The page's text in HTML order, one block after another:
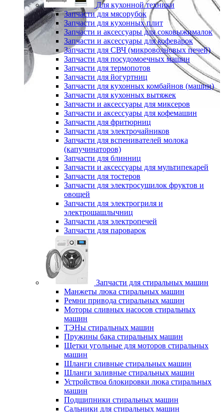
Для кухонной техники
Запчасти для мясорубок
Запчасти для кухонных плит
Запчасти и аксессуары для соковыжималок
Запчасти и аксессуары для кофеварок
Запчасти для СВЧ (микроволновых печей)
Запчасти для посудомоечных машин
Запчасти для термопотов
Запчасти для йогуртниц
Запчасти для кухонных комбайнов (машин)
Запчасти для кухонных вытяжек
Запчасти и аксессуары для миксеров
Запчасти и аксессуары для кофемашин
Запчасти для фритюрниц
Запчасти для электрочайников
Запчасти для вспенивателей молока
(капучинаторов)
Запчасти для блинниц
Запчасти и аксессуары для мультипекарей
Запчасти для тостеров
Запчасти для электросушилок фруктов и
овощей
Запчасти для электрогриля и
электрошашлычниц
Запчасти для электропечей
Запчасти для пароварок
Запчасти для стиральных машин
Манжеты люка стиральных машин
Ремни привода стиральных машин
Моторы сливных насосов стиральных
машин
ТЭНы стиральных машин
Пружины бака стиральных машин
Щетки угольные для моторов стиральных
машин
Шланги сливные стиральных машин
Шланги заливные стиральных машин
Устройствоа блокировки люка стиральных
машин
Подшипники стиральных машин
Сальники для стиральных машин